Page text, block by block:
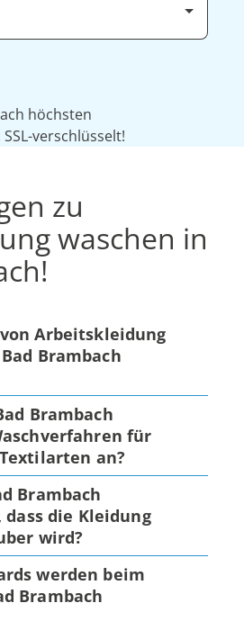
höchsten
verschlüsselt!
zu
waschen in
Arbeitskleidung
Brambach
Brambach
für
an?
Brambach
die Kleidung
wird?
werden beim
Brambach